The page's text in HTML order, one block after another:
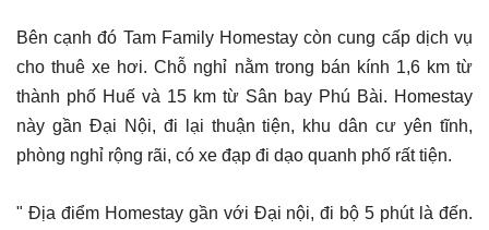
Bên cạnh đó Tam Family Homestay còn cung cấp dịch vụ
cho thuê xe hơi. Chỗ nghỉ nằm trong bán kính 1,6 km từ
thành phố Huế và 15 km từ Sân bay Phú Bài. Homestay
này gần Đại Nội, đi lại thuận tiện, khu dân cư yên tĩnh,
phòng nghỉ rộng rãi, có xe đạp đi dạo quanh phố rất tiện.
" Địa điểm Homestay gần với Đại nội, đi bộ 5 phút là đến.